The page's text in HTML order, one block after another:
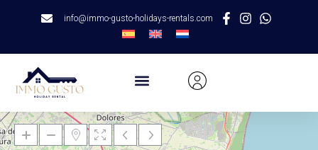
info@immo-gusto-holidays-rentals.com